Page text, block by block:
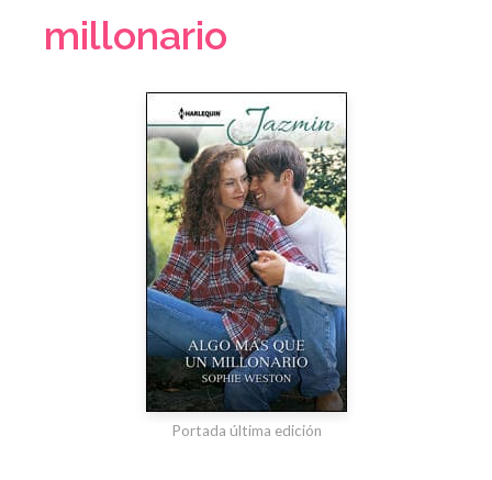
millonario
Portada última edición